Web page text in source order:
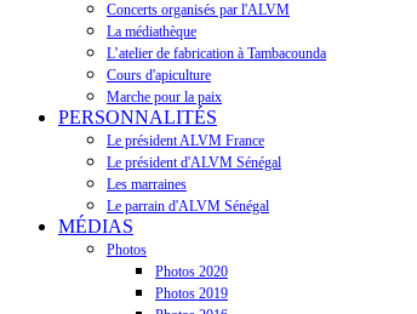
Concerts organisés par l'ALVM
La médiathèque
L’atelier de fabrication à Tambacounda
Cours d'apiculture
Marche pour la paix
PERSONNALITÉS
Le président ALVM France
Le président d'ALVM Sénégal
Les marraines
Le parrain d'ALVM Sénégal
MÉDIAS
Photos
Photos 2020
Photos 2019